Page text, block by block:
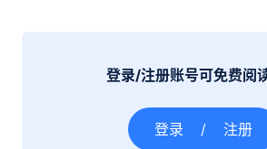
登录/注册账号可免费阅
登录 / 注册